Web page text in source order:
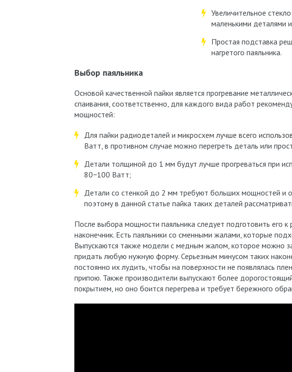
Увеличительное
маленькими деталями
Простая подставка
нагретого паяльника.
Выбор паяльника
Основой качественной пайки является прогревание
спаивания, соответственно, для каждого вида работ
мощностей:
Для пайки радиодеталей и микросхем лучше всего
Ватт, в противном случае можно перегреть деталь или
Детали толщиной до 1 мм будут лучше прогреваться при
80−100 Ватт;
Детали со стенкой до 2 мм требуют больших мощностей и
поэтому в данной статье пайка таких деталей
После выбора мощности паяльника следует подготовить его к
наконечник. Есть паяльники со сменными жалами, которые
Выпускаются также модели с медным жалом, которое можно
придать любую нужную форму. Серьезным минусом таких
постоянно их лудить, чтобы на поверхности не появлялась
припою. Также производители выпускают более
покрытием, но оно боится перегрева и требует бережного